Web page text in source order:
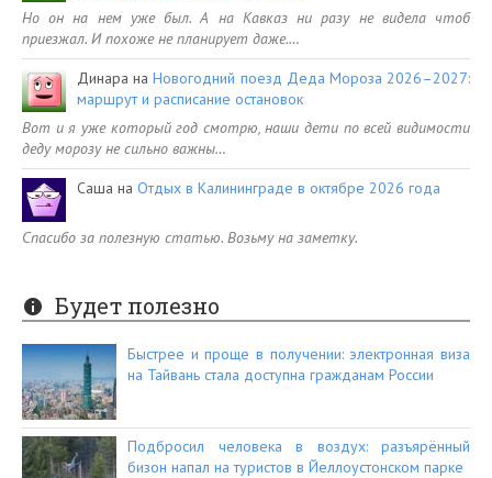
Но он на нем уже был. А на Кавказ ни разу не видела чтоб
приезжал. И похоже не планирует даже.…
Динара наНовогодний поезд Деда Мороза 2026–2027:
маршрут и расписание остановок
Вот и я уже который год смотрю, наши дети по всей видимости
деду морозу не сильно важны…
Саша на Отдых в Калининграде в октябре 2026 года
Спасибо за полезную статью. Возьму на заметку.
Будет полезно
Быстрее и проще в получении: электронная виза
на Тайвань стала доступна гражданам России
Подбросил человека в воздух: разъярённый
бизон напал на туристов в Йеллоустонском парке